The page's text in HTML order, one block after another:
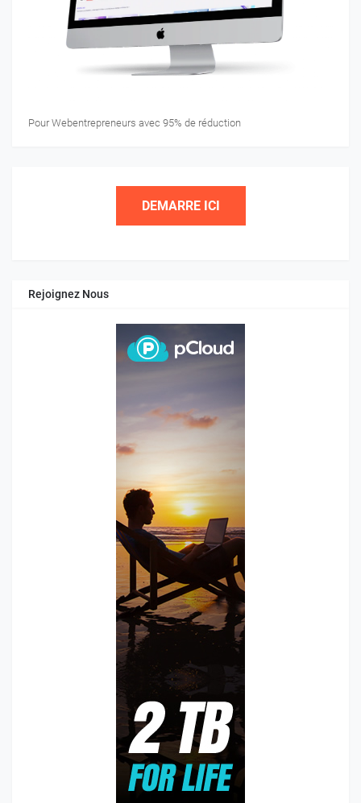
Pour Webentrepreneurs avec 95% de réduction
DEMARRE ICI
Rejoignez Nous